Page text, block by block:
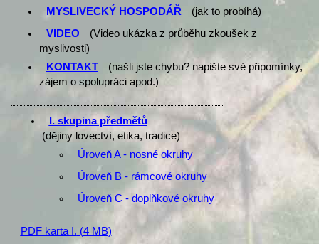
MYSLIVECKÝ HOSPODÁŘ
(jak to probíhá)
VIDEO
(Video ukázka z průběhu zkoušek z
myslivosti)
KONTAKT
(našli jste chybu? napište své připomínky,
zájem o spolupráci apod.)
I. skupina předmětů
(dějiny lovectví, etika, tradice)
Úroveň A - nosné okruhy
Úroveň B - rámcové okruhy
Úroveň C - doplňkové okruhy
PDF karta I. (4 MB)